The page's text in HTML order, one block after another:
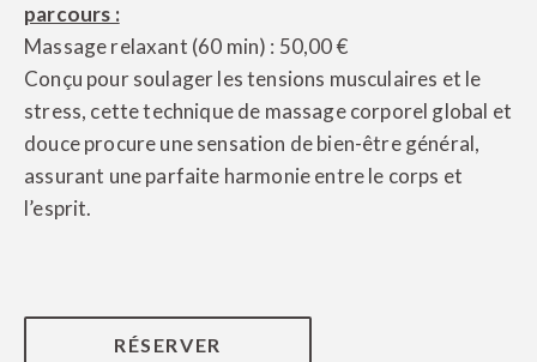
parcours :
Massage relaxant (60 min) : 50,00 €
Conçu pour soulager les tensions musculaires et le
stress, cette technique de massage corporel global et
douce procure une sensation de bien-être général,
assurant une parfaite harmonie entre le corps et
l’esprit.
RÉSERVER